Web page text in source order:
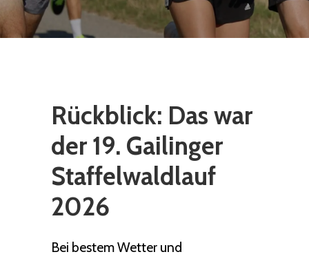
Rückblick: Das war
der 19. Gailinger
Staffelwaldlauf
2026
Bei bestem Wetter und